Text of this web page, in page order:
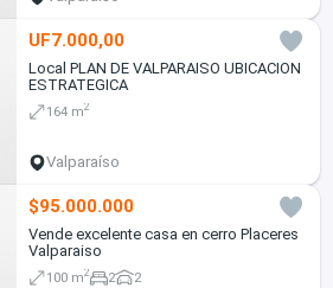
UF7.000,00
Local PLAN DE VALPARAISO UBICACION
ESTRATEGICA
164 m2
Valparaíso
$95.000.000
Vende excelente casa en cerro Placeres
Valparaiso
100 m2 2 2